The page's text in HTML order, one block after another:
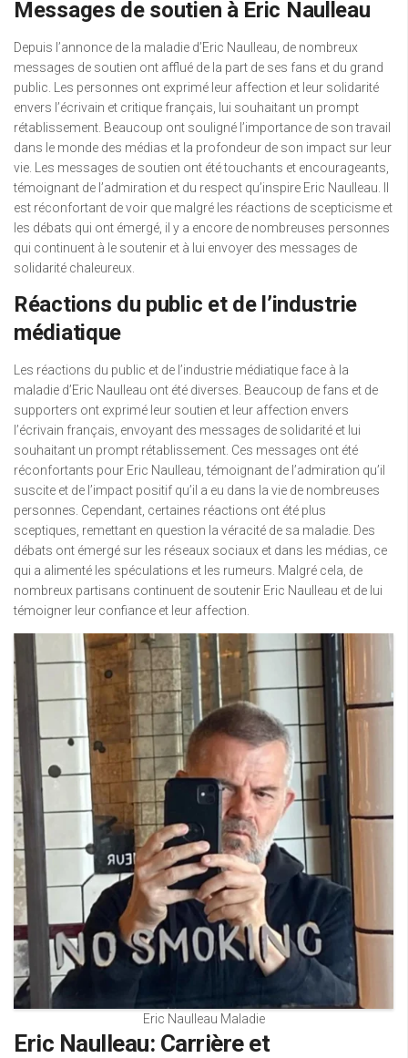
Messages de soutien à Eric Naulleau
Depuis l’annonce de la maladie d’Eric Naulleau, de nombreux
messages de soutien ont afflué de la part de ses fans et du grand
public. Les personnes ont exprimé leur affection et leur solidarité
envers l’écrivain et critique français, lui souhaitant un prompt
rétablissement. Beaucoup ont souligné l’importance de son travail
dans le monde des médias et la profondeur de son impact sur leur
vie. Les messages de soutien ont été touchants et encourageants,
témoignant de l’admiration et du respect qu’inspire Eric Naulleau. Il
est réconfortant de voir que malgré les réactions de scepticisme et
les débats qui ont émergé, il y a encore de nombreuses personnes
qui continuent à le soutenir et à lui envoyer des messages de
solidarité chaleureux.
Réactions du public et de l’industrie
médiatique
Les réactions du public et de l’industrie médiatique face à la
maladie d’Eric Naulleau ont été diverses. Beaucoup de fans et de
supporters ont exprimé leur soutien et leur affection envers
l’écrivain français, envoyant des messages de solidarité et lui
souhaitant un prompt rétablissement. Ces messages ont été
réconfortants pour Eric Naulleau, témoignant de l’admiration qu’il
suscite et de l’impact positif qu’il a eu dans la vie de nombreuses
personnes. Cependant, certaines réactions ont été plus
sceptiques, remettant en question la véracité de sa maladie. Des
débats ont émergé sur les réseaux sociaux et dans les médias, ce
qui a alimenté les spéculations et les rumeurs. Malgré cela, de
nombreux partisans continuent de soutenir Eric Naulleau et de lui
témoigner leur confiance et leur affection.
Eric Naulleau Maladie
Eric Naulleau: Carrière et